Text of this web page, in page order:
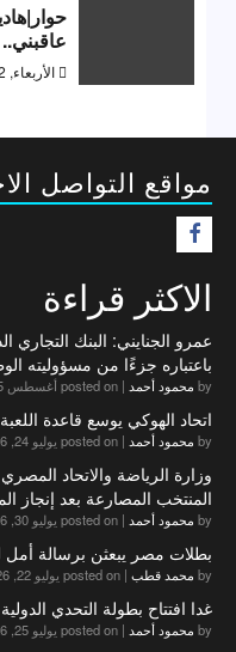
عاقبني..
الأربعاء, 12 يوليو 2023, 4:08 م
مواقع التواصل
الاكثر قراءة
عمرو الجنايني: البنك التجاري
باعتباره جزءًا من مسؤوليته
by محمود أحمد | posted on أغسطس 5, 2026
اتحاد الهوكي يوسع قاعدة
by محمود أحمد | posted on يوليو 24, 2026
وزارة الرياضة والاتحاد
المنتخب المصارعة بعد إنجاز
by محمود أحمد | posted on يوليو 30, 2026
بطلات مصر يبعثن برسالة أمل
by محمد قطب | posted on يوليو 22, 2026
غدا افتتاح بطولة التحدي الدولية
by محمود أحمد | posted on يوليو 25, 2026